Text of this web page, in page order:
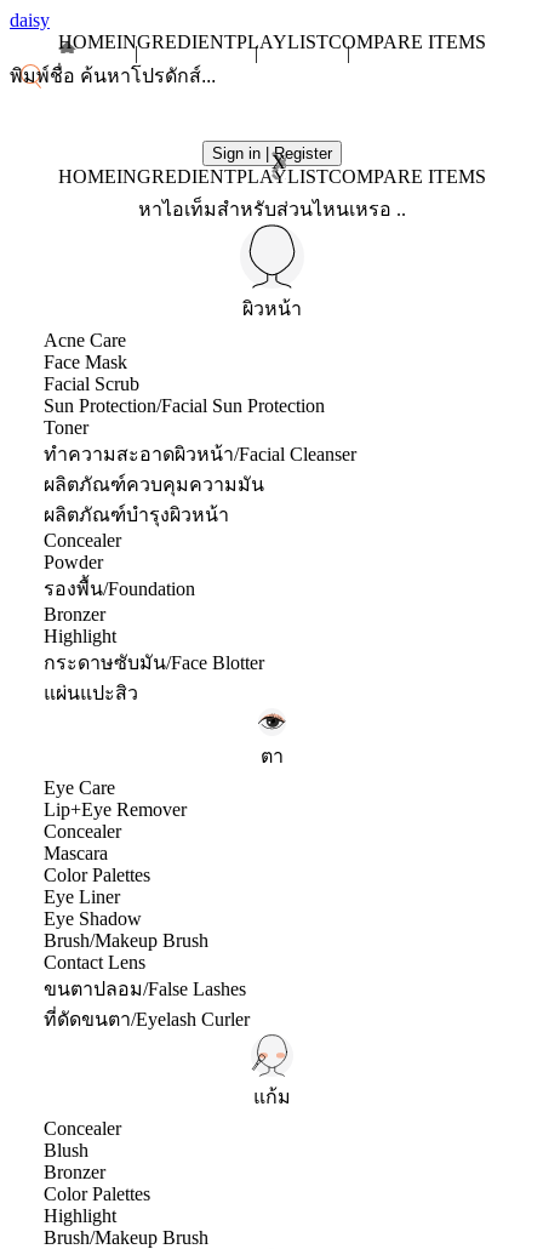
daisy
HOMEINGREDIENTPLAYLISTCOMPARE ITEMS
Sign in | Register
X
HOMEINGREDIENTPLAYLISTCOMPARE ITEMS
หาไอเท็มสำหรับส่วนไหนเหรอ ..
ผิวหน้า
Acne Care
Face Mask
Facial Scrub
Sun Protection/Facial Sun Protection
Toner
ทำความสะอาดผิวหน้า/Facial Cleanser
ผลิตภัณฑ์ควบคุมความมัน
ผลิตภัณฑ์บำรุงผิวหน้า
Concealer
Powder
รองพื้น/Foundation
Bronzer
Highlight
กระดาษซับมัน/Face Blotter
แผ่นแปะสิว
ตา
Eye Care
Lip+Eye Remover
Concealer
Mascara
Color Palettes
Eye Liner
Eye Shadow
Brush/Makeup Brush
Contact Lens
ขนตาปลอม/False Lashes
ที่ดัดขนตา/Eyelash Curler
แก้ม
Concealer
Blush
Bronzer
Color Palettes
Highlight
Brush/Makeup Brush